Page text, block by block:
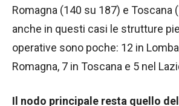
Romagna (140 su 187) e Toscana
anche in questi casi le strutture
operative sono poche: 12 in
Romagna, 7 in Toscana e 5 nel
Il nodo principale resta quello